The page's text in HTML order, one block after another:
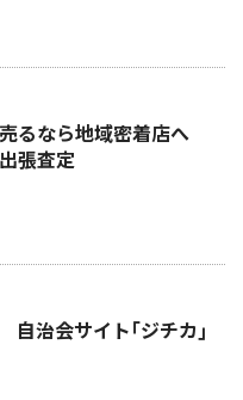
るなら地域密着店へ
張査定
自治会サイト｢ジチカ｣